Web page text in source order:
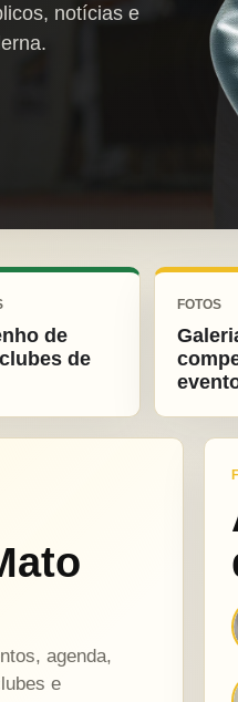
notícias e
de
de
FOTOS
agenda,
e